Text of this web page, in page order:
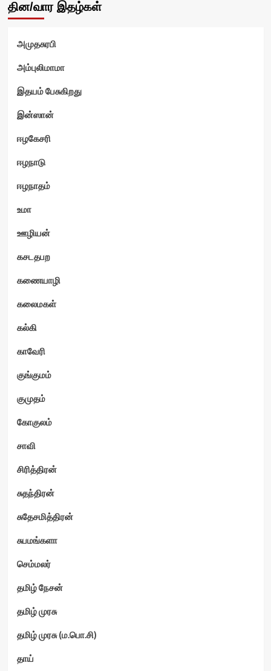
தின/வார இதழ்கள்
அமுதசுரபி
அம்புலிமாமா
இதயம் பேசுகிறது
இன்ஸான்
ஈழகேசரி
ஈழநாடு
ஈழநாதம்
உமா
ஊழியன்
கசடதபற
கணையாழி
கலைமகள்
கல்கி
காவேரி
குங்குமம்
குமுதம்
கோகுலம்
சாவி
சிரித்திரன்
சுதந்திரன்
சுதேசமித்திரன்
சுபமங்களா
செம்மலர்
தமிழ் நேசன்
தமிழ் முரசு
தமிழ் முரசு (ம.பொ.சி)
தாய்